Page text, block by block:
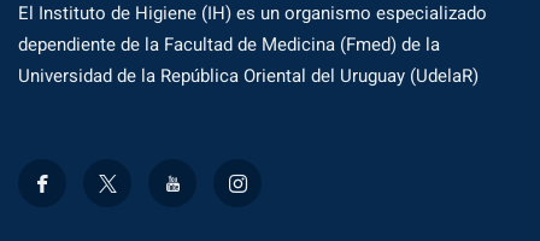
El Instituto de Higiene (IH) es un organismo especializado
dependiente de la Facultad de Medicina (Fmed) de la
Universidad de la República Oriental del Uruguay (UdelaR)